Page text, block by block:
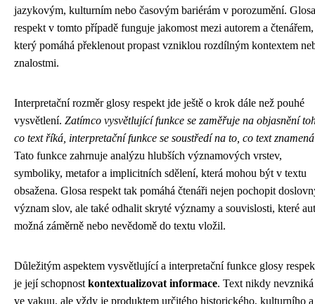
jazykovým, kulturním nebo časovým bariérám v porozumění. Glosa
respekt v tomto případě funguje jakomost mezi autorem a čtenářem,
který pomáhá překlenout propast vzniklou rozdílným kontextem
znalostmi.
Interpretační rozměr glosy respekt jde ještě o krok dále než pouhé
vysvětlení. Zatímco vysvětlující funkce se zaměřuje na objasnění
co text říká, interpretační funkce se soustředí na to, co text znamená
Tato funkce zahrnuje analýzu hlubších významových vrstev,
symboliky, metafor a implicitních sdělení, která mohou být v textu
obsažena. Glosa respekt tak pomáhá čtenáři nejen pochopit
význam slov, ale také odhalit skryté významy a souvislosti, které
možná záměrně nebo nevědomě do textu vložil.
Důležitým aspektem vysvětlující a interpretační funkce glosy
je její schopnost kontextualizovat informace. Text nikdy nevzniká
ve vakuu, ale vždy je produktem určitého historického, kulturního a